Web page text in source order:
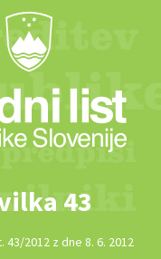
43
43/2012 z dne 8. 6. 2012